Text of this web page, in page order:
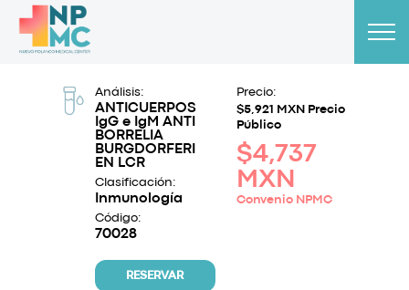
Análisis:
ANTICUERPOS
IgG e IgM ANTI
BORRELIA
BURGDORFERI
EN LCR
Clasificación:
Inmunología
Código:
70028
RESERVAR
Precio:
$5,921 MXN Precio
Público
$4,737
MXN
Convenio NPMC